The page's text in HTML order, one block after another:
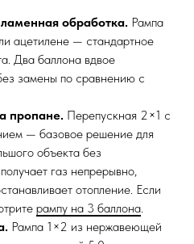
обработка. Рампа
ацетилене — стандартное
Два баллона вдвое
замены по сравнению с
пропане. Перепускная 2×1 с
— базовое решение для
объекта без
газ непрерывно,
отопление. Если
рампу на 3 баллона
Рампа 1×2 из нержавеющей